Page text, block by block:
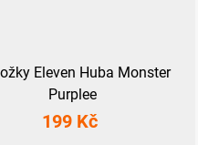
Eleven Huba Monster
Purplee
199 Kč